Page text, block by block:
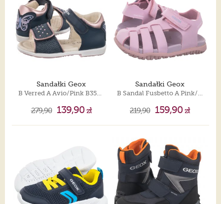
Sandałki Geox
B Verred A Avio/Pink B3521A 08509 C4BE8
279,90 139,90zł
Sandałki Geox
B Sandal Fusbetto A Pink/Lilac B556AA 000BC C8842
219,90 159,90zł